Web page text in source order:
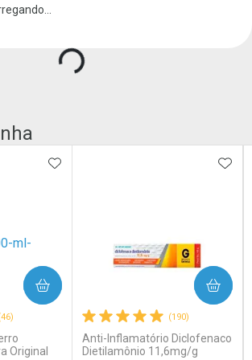
Original
ADICIONAR AOS FAVORITOS
(190)
Anti-Inflamatório Diclofenaco
Dietilamônio 11,6mg/g
COMPRAR